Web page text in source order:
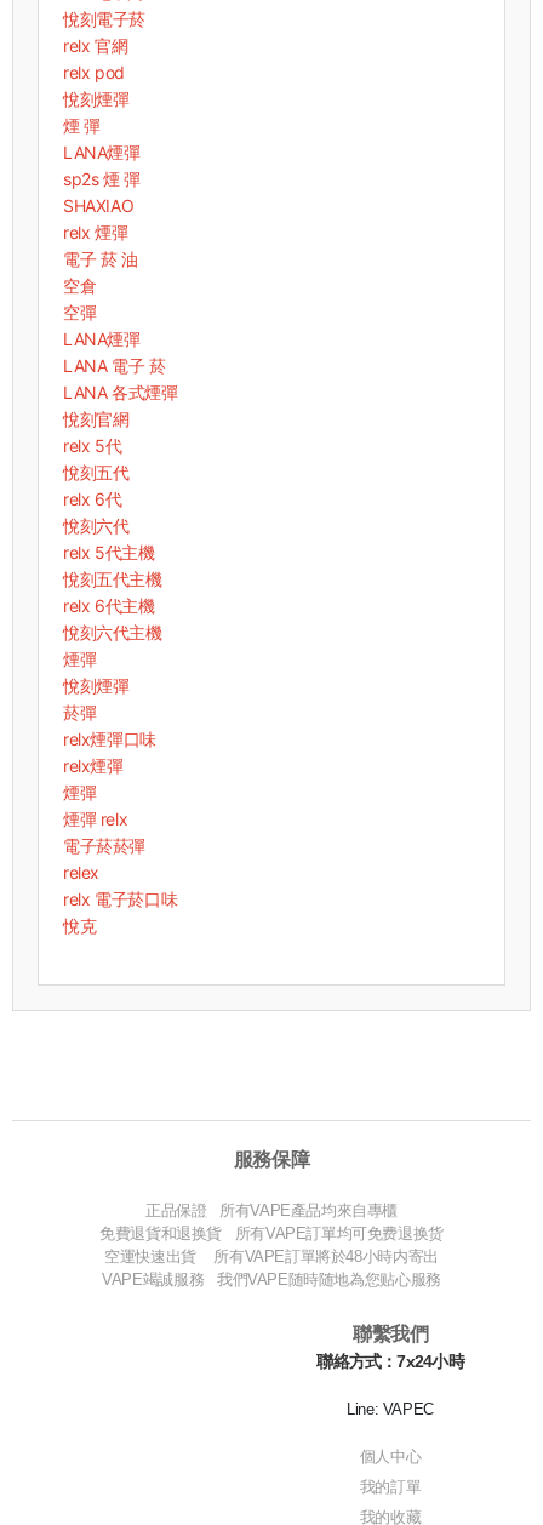
悅刻電子菸
relx 官網
relx pod
悅刻煙彈
煙 彈
LANA煙彈
sp2s 煙 彈​
SHAXIAO
relx 煙彈
電子 菸 油
空倉
空彈
LANA煙彈
LANA 電子 菸​
LANA 各式煙彈
悅刻官網
relx 5代
悅刻五代
relx 6代
悅刻六代
relx 5代主機
悅刻五代主機
relx 6代主機
悅刻六代主機
煙彈
悅刻煙彈
菸彈
relx煙彈口味
relx煙彈
煙彈
煙彈 relx
電子菸菸彈
relex
relx 電子菸口味
悅克
服務保障
正品保證 所有VAPE產品均來自專櫃
免費退貨和退换貨 所有VAPE訂單均可免费退换货
空運快速出貨 所有VAPE訂單將於48小時内寄出
VAPE竭誠服務 我們VAPE随時随地為您贴心服務
聯繫我們
聯絡方式：7x24小時
Line: VAPEC
個人中心
我的訂單
我的收藏